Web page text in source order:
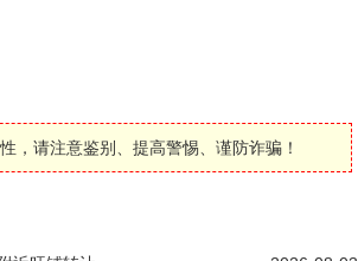
，请注意鉴别、提高警惕、谨防诈骗！